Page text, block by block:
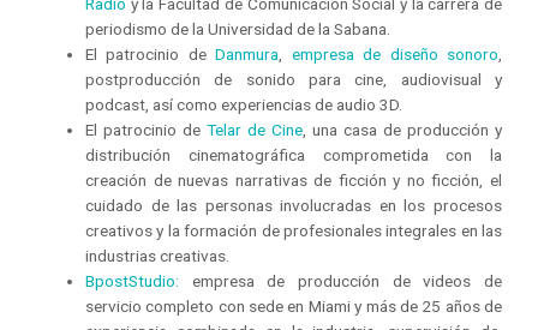
periodismo de la Universidad de la Sabana.
El patrocinio deDanmura empresa de diseño sonoro
postproducción de sonido para cine, audiovisual y
podcast, así como experiencias de audio 3D.
El patrocinio deTelar de Cine , una casa de producción y
distribución cinematográfica comprometida con la
creación de nuevas narrativas de ficción y no ficción, el
cuidado de las personas involucradas en los procesos
creativos y la formación de profesionales integrales en las
industrias creativas.
BpostStudio: empresa de producción de videos de
servicio completo con sede en Miami y más de 25 años de